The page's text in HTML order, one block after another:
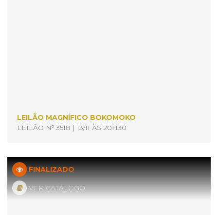
LEILÃO MAGNÍFICO BOKOMOKO
LEILÃO Nº 3518 | 13/11 ÀS 20H30
FINALIZADO
VER CATÁLOGO